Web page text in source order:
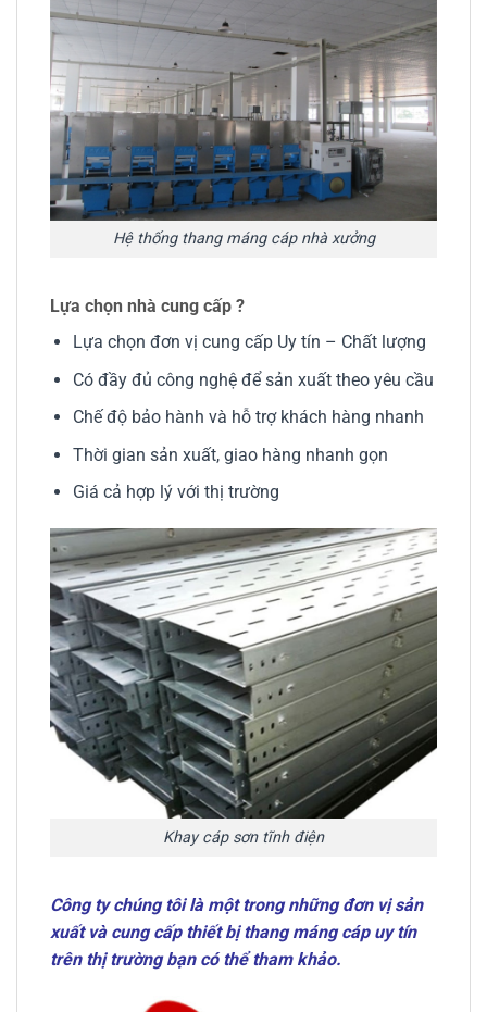
Hệ thống thang máng cáp nhà xưởng
Lựa chọn nhà cung cấp ?
Lựa chọn đơn vị cung cấp Uy tín – Chất lượng
Có đầy đủ công nghệ để sản xuất theo yêu cầu
Chế độ bảo hành và hỗ trợ khách hàng nhanh
Thời gian sản xuất, giao hàng nhanh gọn
Giá cả hợp lý với thị trường
Khay cáp sơn tĩnh điện
Công ty chúng tôi là một trong những đơn vị sản
xuất và cung cấp thiết bị thang máng cáp uy tín
trên thị trường bạn có thể tham khảo.